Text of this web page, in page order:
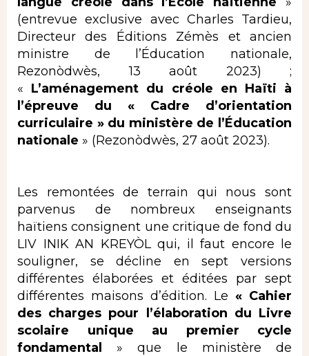
(entrevue exclusive avec Charles Tardieu,
Directeur des Éditions Zémès et ancien
ministre de l’Éducation nationale,
Rezonòdwès, 13 août 2023) ;
« L’aménagement du créole en Haïti à
l’épreuve du « Cadre d’orientation
curriculaire » du ministère de l’Éducation
nationale » (Rezonòdwès, 27 août 2023).
Les remontées de terrain qui nous sont
parvenus de nombreux enseignants
haïtiens consignent une critique de fond du
LIV INIK AN KREYÒL qui, il faut encore le
souligner, se décline en sept versions
différentes élaborées et éditées par sept
différentes maisons d’édition. Le « Cahier
des charges pour l’élaboration du Livre
scolaire unique au premier cycle
fondamental
» que le ministère de